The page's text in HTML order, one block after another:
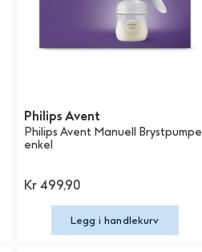
Philips Avent
Philips Avent Manuell Brystpumpe
enkel
Kr 499,90
Legg i handlekurv